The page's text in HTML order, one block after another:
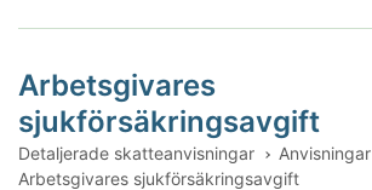
Arbetsgivares
sjukförsäkringsavgift
Detaljerade skatteanvisningar
Anvisningar
Arbetsgivares sjukförsäkringsavgift